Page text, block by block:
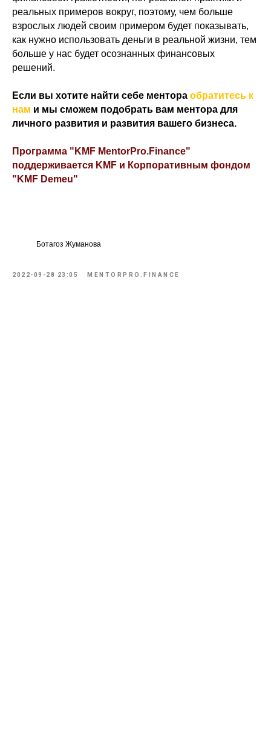
реальных примеров вокруг, поэтому, чем больше
взрослых людей своим примером будет показывать,
как нужно использовать деньги в реальной жизни, тем
больше у нас будет осознанных финансовых
решений.
Если вы хотите найти себе ментора обратитесь к
нам и мы сможем подобрать вам ментора для
личного развития и развития вашего бизнеса.
Программа "KMF MentorPro.Finance"
поддерживается KMF и Корпоративным фондом
"KMF Demeu"
Ботагоз Жуманова
2022-09-28 23:05 MENTORPRO.FINANCE
мероприятие или запросите
стоимость .
ОСТАВИТЬ ЗАЯВКУ
МЕНТОРСКИЕ ПРОГРАММЫ
ОРГАНИЗАЦИЯМ
КОНТАКТЫ